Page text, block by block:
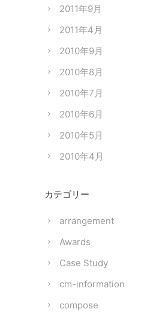
2011年9月
2011年4月
2010年9月
2010年8月
2010年7月
2010年6月
2010年5月
2010年4月
カテゴリー
arrangement
Awards
Case Study
cm-information
compose